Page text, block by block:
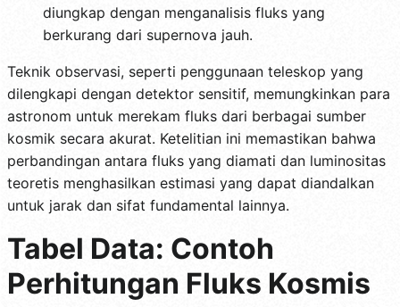
diungkap dengan menganalisis fluks yang
berkurang dari supernova jauh.
Teknik observasi, seperti penggunaan teleskop yang
dilengkapi dengan detektor sensitif, memungkinkan para
astronom untuk merekam fluks dari berbagai sumber
kosmik secara akurat. Ketelitian ini memastikan bahwa
perbandingan antara fluks yang diamati dan luminositas
teoretis menghasilkan estimasi yang dapat diandalkan
untuk jarak dan sifat fundamental lainnya.
Tabel Data: Contoh
Perhitungan Fluks Kosmis